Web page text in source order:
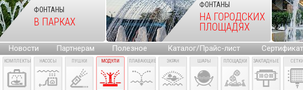
ФОНТАНЫ
В ПАРКАХ
ФОНТАНЫ
НА ГОРОДСКИХ
ПЛОЩАДЯХ
Новости Партнерам Полезное Каталог/Прайс-лист
КОМПЛЕКТЫ НАСОСЫ ПУШКИ МОДУЛИ ПЛАВАЮЩИЕ ЭКРАН ШАРЫ ПЛОЩАДКИ ЗАКЛАДНЫЕ